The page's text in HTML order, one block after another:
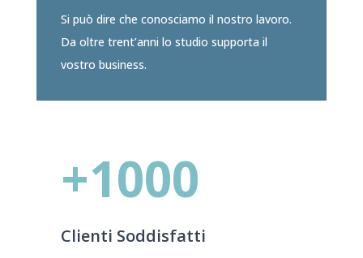
Si può dire che conosciamo il nostro lavoro.
Da oltre trent’anni lo studio supporta il
vostro business.
+1000
Clienti Soddisfatti